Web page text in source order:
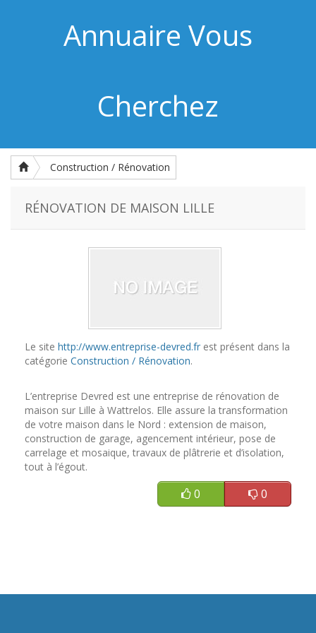
Annuaire Vous
Cherchez
Construction / Rénovation
RÉNOVATION DE MAISON LILLE
Le site http://www.entreprise-devred.fr est présent dans la
catégorie Construction / Rénovation.
L’entreprise Devred est une entreprise de rénovation de
maison sur Lille à Wattrelos. Elle assure la transformation
de votre maison dans le Nord : extension de maison,
construction de garage, agencement intérieur, pose de
carrelage et mosaique, travaux de plâtrerie et d’isolation,
tout à l’égout.
0 0